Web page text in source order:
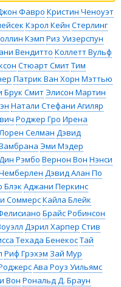
Фавро Кристин Ченоуэт
Кэрол Кейн Стерлинг
Кэмп Риз Уизерспун
Вендитто Коллетт Вульф
Стюарт СмитТим
Патрик Ван Хорн Мэттью
Брук СмитЭлисон Мартин
Натали Стефани Агиляр
Роджер Гро Ирена
Селман Дэвид
Эми Мэдер
Рэмбо Вернон Вон Нэнси
Дэвид Алан По
Блэк Аджани Перкинс
СоммерсКайла Блейк
Брайс Робинсон
Дэрил Харпер Стив
Техада БенекосТай
Риф Грэхэм Зай Мур
Ава Роуз Уильямс
Вон Рональд Д. Браун